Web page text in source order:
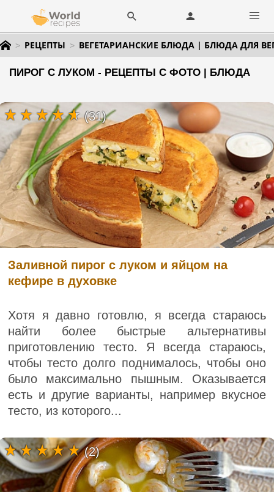
РЕЦЕПТЫ ВЕГЕТАРИАНСКИЕ БЛЮДА | БЛЮДА ДЛЯ
ПИРОГ С ЛУКОМ - РЕЦЕПТЫ С ФОТО | БЛЮДА
Заливной пирог с луком и яйцом на
кефире в духовке
Хотя я давно готовлю, я всегда стараюсь
найти более быстрые альтернативы
приготовлению тесто. Я всегда стараюсь,
чтобы тесто долго поднималось, чтобы оно
было максимально пышным. Оказывается
есть и другие варианты, например вкусное
тесто, из которого...
(31)
(2)